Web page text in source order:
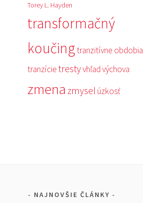
Torey L. Hayden
transformačný
koučingtranzitívne obdobia
tranzícietrestyvhľadvýchova
zmena zmysel úzkosť
NAJNOVŠIE ČLÁNKY